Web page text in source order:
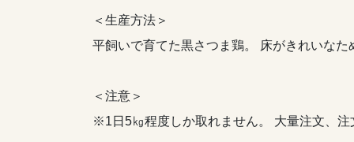
＜生産方法＞
平飼いで育てた黒さつま鶏。 床がきれいな
＜注意＞
※1日5㎏程度しか取れません。 大量注文、